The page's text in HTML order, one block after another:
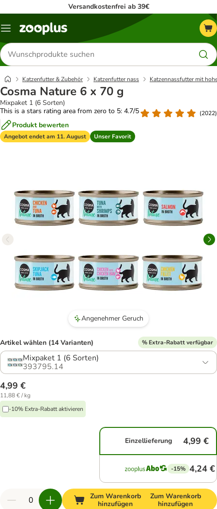
Versandkostenfrei ab 39€
Menü
Produkte
suchen
Katzenfutter & Zubehör Katzenfutter nass Katzennassfutter mit
Cosma Nature 6 x 70 g
Mixpaket 1 (6 Sorten)
This is a stars rating area from zero to 5: 4.7/5
(2022)
Produkt bewerten
Angebot endet am 11. August Unser Favorit
Angenehmer Geruch
Artikel wählen (14 Varianten) % Extra-Rabatt verfügbar
Mixpaket 1 (6 Sorten)
393795.14
4,99 €
11,88 € / kg
-10% Extra-Rabatt aktivieren
Einzellieferung 4,99 €
-15% 4,24 €
Zum Warenkorb
hinzufügen
Zum Warenkorb
hinzufügen